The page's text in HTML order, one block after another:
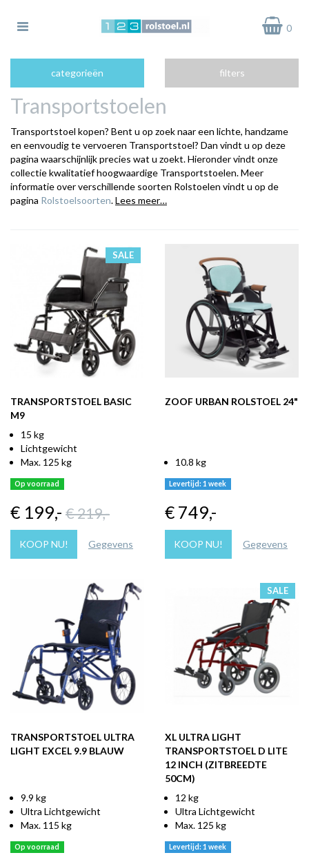
(Rolstoelen)
(Elektrische Rolstoelen)
(Rolstoel Accessoires)
(Rolstoel Onderdelen)
Toggle
0
categorieën filters
Transportstoelen
Transportstoel kopen? Bent u op zoek naar een lichte, handzame
en eenvoudig te vervoeren Transportstoel? Dan vindt u op deze
pagina waarschijnlijk precies wat u zoekt. Hieronder vindt onze
collectie kwalitatief hoogwaardige Transportstoelen. Meer
informatie over verschillende soorten Rolstoelen vindt u op de
pagina Rolstoelsoorten.Lees meer…
SALE
TRANSPORTSTOEL BASIC
M9
15 kg
Lichtgewicht
Max. 125 kg
Op voorraad
€ 199,- € 219,-
KOOP NU! Gegevens
ZOOF URBAN ROLSTOEL 24"
10.8 kg
Levertijd: 1 week
€ 749,-
KOOP NU! Gegevens
TRANSPORTSTOEL ULTRA
LIGHT EXCEL 9.9 BLAUW
9.9 kg
Ultra Lichtgewicht
Max. 115 kg
Op voorraad
SALE
XL ULTRA LIGHT
TRANSPORTSTOEL D LITE
12 INCH (ZITBREEDTE
50CM)
12 kg
Ultra Lichtgewicht
Max. 125 kg
Levertijd: 1 week